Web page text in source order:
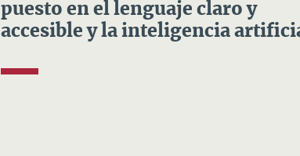
puesto en el lenguaje claro y
accesible y la inteligencia